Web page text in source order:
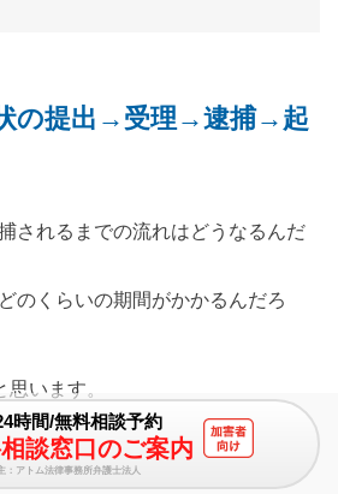
状の提出→受理→逮捕→起
されるまでの流れはどうなるんだ
のくらいの期間がかかるんだろ
います。
進展状況によるので、なんともいえ
時間/無料相談予約
談窓口のご案内
：アトム法律事務所弁護士法人